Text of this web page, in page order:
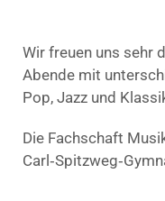
Wir freuen uns sehr
Abende mit
Pop, Jazz und
Die Fachschaft